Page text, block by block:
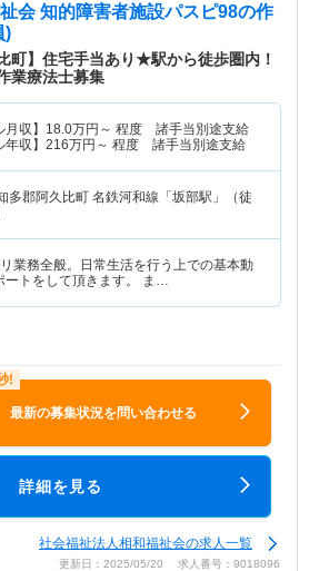
会 知的障害者施設パスピ98の作
)
町】住宅手当あり★駅から徒歩圏内！
業療法士募集
月収】 18.0万円～ 程度 諸手当別途支給
年収】 216万円～ 程度 諸手当別途支給
多郡阿久比町 名鉄河和線「坂部駅」（徒
業務全般。日常生活を行う上での基本動
ートをして頂きます。 ま…
最新の募集状況を問い合わせる
詳細を見る
社会福祉法人相和福祉会の求人一覧
更新日：2025/05/20 求人番号：9018096